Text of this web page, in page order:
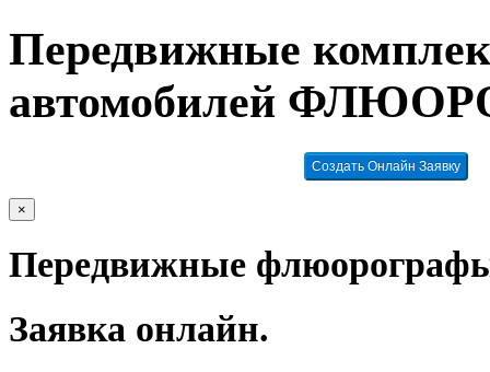
Передвижные
автомобилей
Создать Онлайн Заявку
×
Передвижные
Заявка онлайн.